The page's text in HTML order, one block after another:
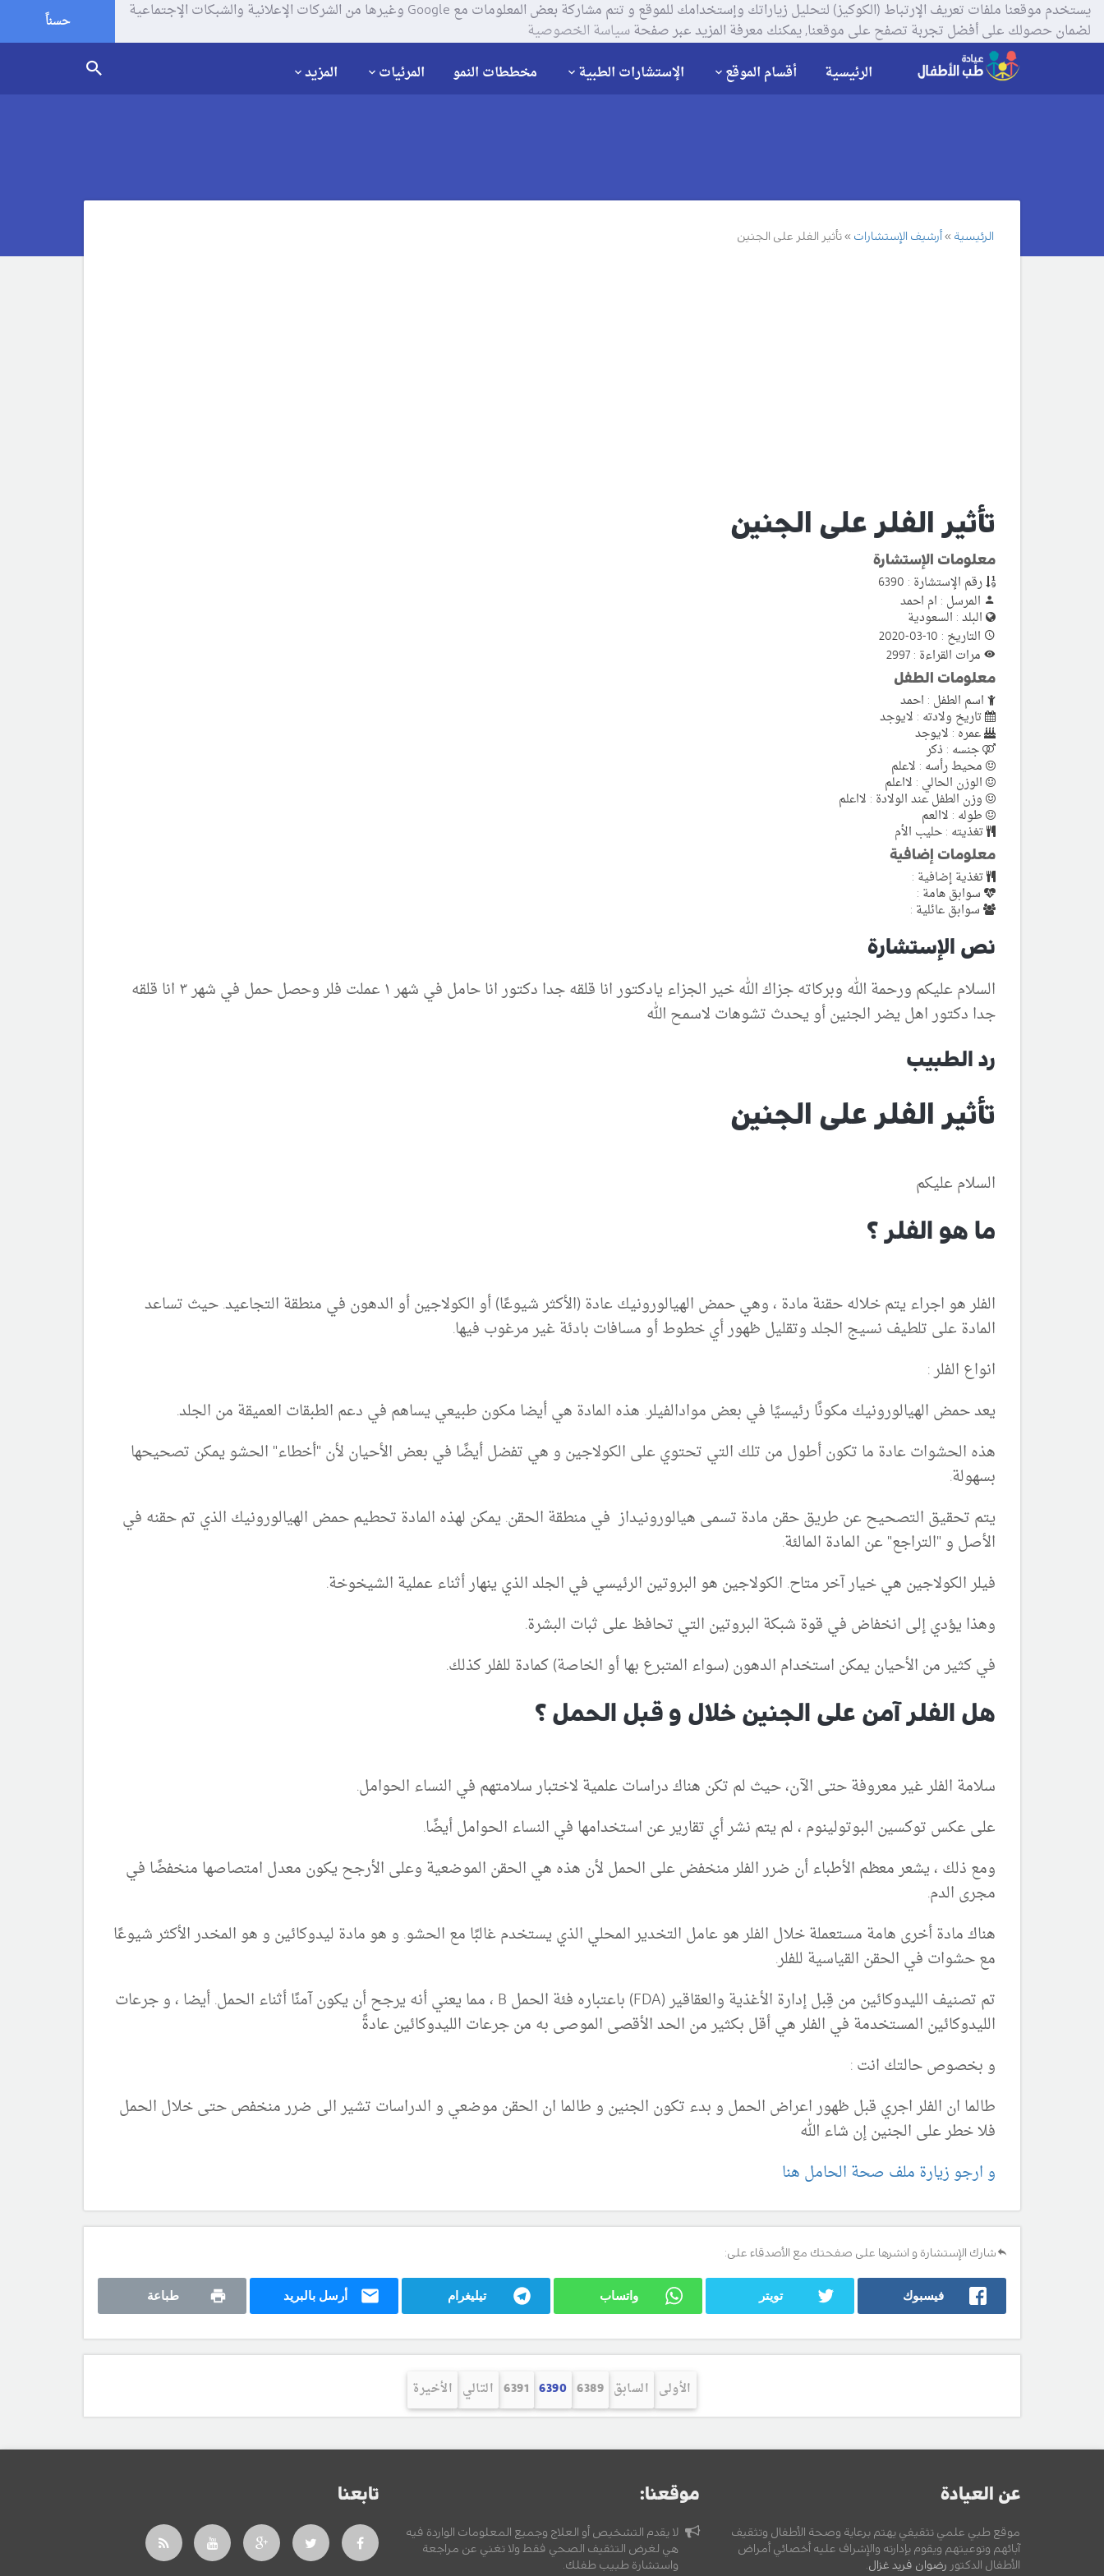
يستخدم موقعنا ملفات تعريف الإرتباط (الكوكيز) لتحليل زياراتك وإستخدامك للموقع و تتم مشاركة بعض المعلومات مع Google وغيرها من الشركات الإعلانية والشبكات الإجتماعية
لضمان حصولك على أفضل تجربة تصفح على موقعنا, يمكنك معرفة المزيد عبر صفحةسياسة الخصوصية حسناً
الرئيسية أقسام الموقع الإستشارات الطبية مخططات النمو المرئيات المزيد
الرئيسية أرشيف الإستشارات تأثير الفلر على الجنين
تأثير الفلر على الجنين
معلومات الإستشارة
رقم الإستشارة : 6390
المرسل : ام احمد
البلد : السعودية
التاريخ : 10-03-2020
مرات القراءة : 2997
معلومات الطفل
اسم الطفل : احمد
تاريخ ولادته : لايوجد
عمره : لايوجد
جنسه : ذكر
محيط رأسه : لاعلم
الوزن الحالي : لااعلم
وزن الطفل عند الولادة : لااعلم
طوله : لاالعم
تغذيته : حليب الأم
معلومات إضافية
تغذية إضافية :
سوابق هامة :
سوابق عائلية :
نص الإستشارة
السلام عليكم ورحمة الله وبركاته جزاك الله خير الجزاء يادكتور انا قلقه جدا دكتور انا حامل في شهر ١ عملت فلر وحصل حمل في شهر ٣ انا قلقه
جدا دكتور اهل يضر الجنين أو يحدث تشوهات لاسمح الله
رد الطبيب
تأثير الفلر على الجنين
السلام عليكم
ما هو الفلر ؟
الفلر هو اجراء يتم خلاله حقنة مادة ، وهي حمض الهيالورونيك عادة (الأكثر شيوعًا) أو الكولاجين أو الدهون في منطقة التجاعيد. حيث تساعد
المادة على تلطيف نسيج الجلد وتقليل ظهور أي خطوط أو مسافات بادئة غير مرغوب فيها.
انواع الفلر :
يعد حمض الهيالورونيك مكونًا رئيسيًا في بعض موادالفيلر. هذه المادة هي أيضا مكون طبيعي يساهم في دعم الطبقات العميقة من الجلد.
هذه الحشوات عادة ما تكون أطول من تلك التي تحتوي على الكولاجين و هي تفضل أيضًا في بعض الأحيان لأن "أخطاء" الحشو يمكن تصحيحها
بسهولة.
يتم تحقيق التصحيح عن طريق حقن مادة تسمى هيالورونيداز في منطقة الحقن. يمكن لهذه المادة تحطيم حمض الهيالورونيك الذي تم حقنه في
الأصل و "التراجع" عن المادة المالئة.
فيلر الكولاجين هي خيار آخر متاح. الكولاجين هو البروتين الرئيسي في الجلد الذي ينهار أثناء عملية الشيخوخة.
وهذا يؤدي إلى انخفاض في قوة شبكة البروتين التي تحافظ على ثبات البشرة.
في كثير من الأحيان يمكن استخدام الدهون (سواء المتبرع بها أو الخاصة) كمادة للفلر كذلك.
هل الفلر آمن على الجنين خلال و قبل الحمل ؟
سلامة الفلر غير معروفة حتى الآن، حيث لم تكن هناك دراسات علمية لاختبار سلامتهم في النساء الحوامل.
على عكس توكسين البوتولينوم ، لم يتم نشر أي تقارير عن استخدامها في النساء الحوامل أيضًا.
ومع ذلك ، يشعر معظم الأطباء أن ضرر الفلر منخفض على الحمل لأن هذه هي الحقن الموضعية وعلى الأرجح يكون معدل امتصاصها منخفضًا في
مجرى الدم.
هناك مادة أخرى هامة مستعملة خلال الفلر هو عامل التخدير المحلي الذي يستخدم غالبًا مع الحشو. و هو مادة ليدوكائين و هو المخدر الأكثر شيوعًا
مع حشوات في الحقن القياسية للفلر.
تم تصنيف الليدوكائين من قِبل إدارة الأغذية والعقاقير (FDA) باعتباره فئة الحمل B ، مما يعني أنه يرجح أن يكون آمنًا أثناء الحمل. أيضا ، و جرعات
الليدوكائين المستخدمة في الفلر هي أقل بكثير من الحد الأقصى الموصى به من جرعات الليدوكائين عادةً
و بخصوص حالتك انت :
طالما ان الفلر اجري قبل ظهور اعراض الحمل و بدء تكون الجنين و طالما ان الحقن موضعي و الدراسات تشير الى ضرر منخفص حتى خلال الحمل
فلا خطر على الجنين إن شاء الله
و ارجو زيارة ملف صحة الحامل هنا
شارك الإستشارة و انشرها على صفحتك مع الأصدقاء على:
فيسبوك تويتر واتساب تيليغرام أرسل بالبريد طباعة
الأولى السابق 6389
6390
6391 التالي الأخيرة
عن العيادة
موقع طبي علمي تثقيفي يهتم برعاية وصحة الأطفال وتثقيف
آبائهم وتوعيتهم ويقوم بإدارته والإشراف عليه أخصائي أمراض
الأطفال الدكتور رضوان فريد غزال.
موقعنا:
لا يقدم التشخيص أو العلاج وجميع المعلومات الواردة فيه
هي لغرض التثقيف الصحي فقط ولا تغني عن مراجعة
واستشارة طبيب طفلك.
تابعنا